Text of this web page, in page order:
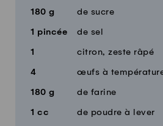
180 g de sucre
1 pincée de sel
1 citron, zeste râpé
4 œufs à
180 g de farine
1 cc de poudre à lever